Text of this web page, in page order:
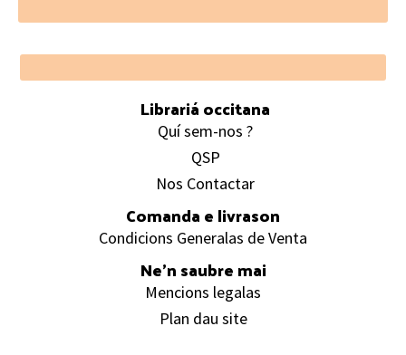
Footer
Librariá occitana
Quí sem-nos ?
QSP
Nos Contactar
Comanda e livrason
Condicions Generalas de Venta
Ne’n saubre mai
Mencions legalas
Plan dau site